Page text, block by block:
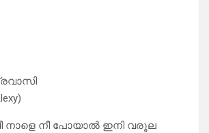
നാളെ നീ പോയാൽ ഇനി വരൂല